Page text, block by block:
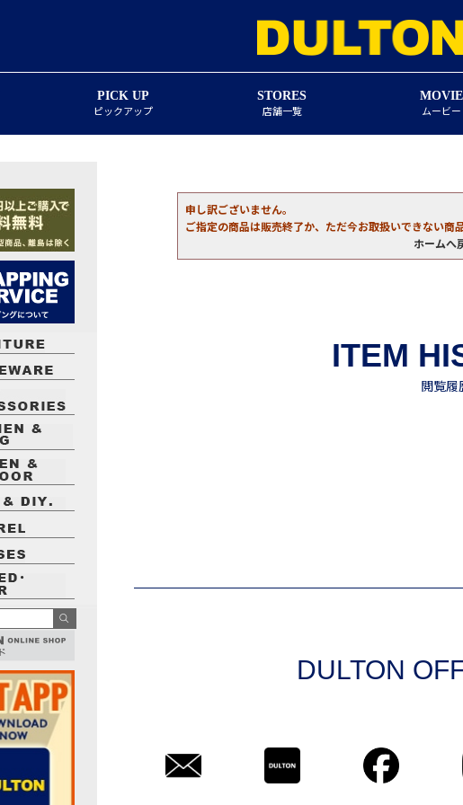
PICK UP
ピックアップ
STORES
店舗一覧
MOVIE
ムービー
申し訳ございません。
ご指定の商品は販売終了か、ただ今お取扱いできない商品
ホームへ
DULTON